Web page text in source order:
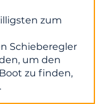
zum
Schieberegler
um den
zu finden,